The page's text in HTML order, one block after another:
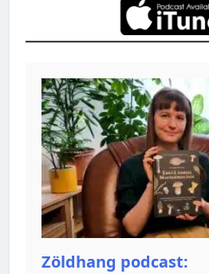
Zöldhang podcast: